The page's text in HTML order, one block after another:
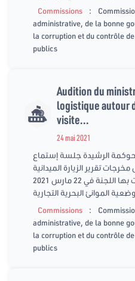
Commissions
:
administrative, de la bonne
la corruption et du contrôle
publics
Audition du
logistique autour
visite...
24 mai 2021
الرشيدة جلسة إستماع
تقرير الزيارة الميدانية
إلى ميناء رادس التجاري التي قامت بها اللجنة في 22 مارس 2021
Commissions
:
administrative, de la bonne
la corruption et du contrôle
publics